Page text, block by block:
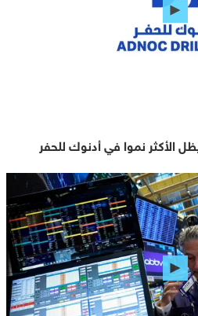
الأكثر نموا في أدنوك للحفر